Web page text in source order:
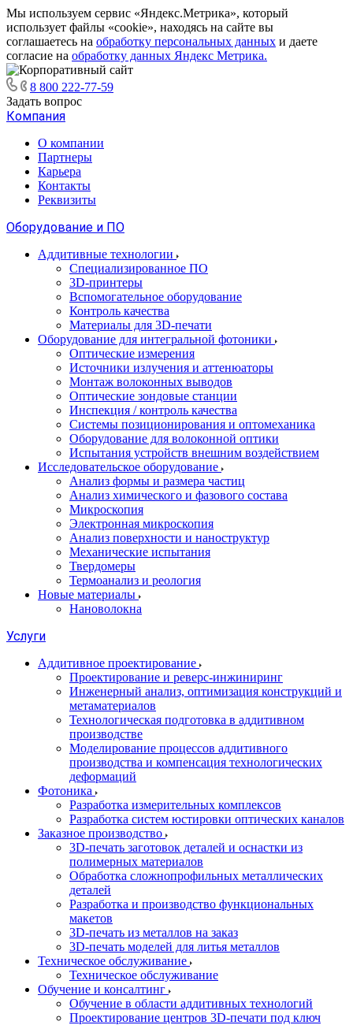
Мы используем сервис «Яндекс.Метрика», который
использует файлы «cookie», находясь на сайте вы
соглашаетесь на обработку персональных данных и даете
согласие на обработку данных Яндекс Метрика.
8 800 222-77-59
Задать вопрос
Компания
О компании
Партнеры
Карьера
Контакты
Реквизиты
Оборудование и ПО
Аддитивные технологии
Специализированное ПО
3D-принтеры
Вспомогательное оборудование
Контроль качества
Материалы для 3D-печати
Оборудование для интегральной фотоники
Оптические измерения
Источники излучения и аттенюаторы
Монтаж волоконных выводов
Оптические зондовые станции
Инспекция / контроль качества
Системы позиционирования и оптомеханика
Оборудование для волоконной оптики
Испытания устройств внешним воздействием
Исследовательское оборудование
Анализ формы и размера частиц
Анализ химического и фазового состава
Микроскопия
Электронная микроскопия
Анализ поверхности и наноструктур
Механические испытания
Твердомеры
Термоанализ и реология
Новые материалы
Нановолокна
Услуги
Аддитивное проектирование
Проектирование и реверс-инжиниринг
Инженерный анализ, оптимизация конструкций и
метаматериалов
Технологическая подготовка в аддитивном
производстве
Моделирование процессов аддитивного
производства и компенсация технологических
деформаций
Фотоника
Разработка измерительных комплексов
Разработка систем юстировки оптических каналов
Заказное производство
3D-печать заготовок деталей и оснастки из
полимерных материалов
Обработка сложнопрофильных металлических
деталей
Разработка и производство функциональных
макетов
3D-печать из металлов на заказ
3D-печать моделей для литья металлов
Техническое обслуживание
Техническое обслуживание
Обучение и консалтинг
Обучение в области аддитивных технологий
Проектирование центров 3D-печати под ключ